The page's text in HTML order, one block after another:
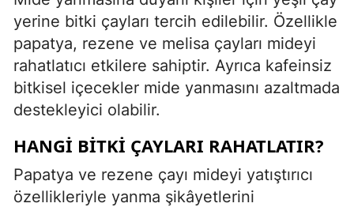
yerine bitki çayları tercih edilebilir. Özellikle
papatya, rezene ve melisa çayları mideyi
rahatlatıcı etkilere sahiptir. Ayrıca kafeinsiz
bitkisel içecekler mide yanmasını azaltmada
destekleyici olabilir.
HANGI BITKI ÇAYLARI RAHATLATIR?
Papatya ve rezene çayı mideyi yatıştırıcı
özellikleriyle yanma şikâyetlerini